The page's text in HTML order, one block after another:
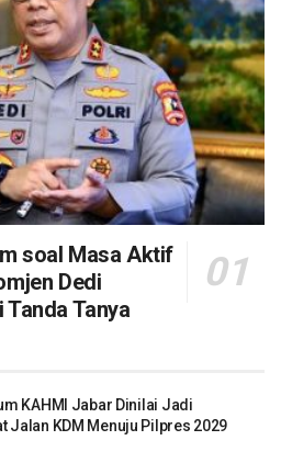
soal Masa Aktif
Dedi
Tanya
KAHMI Jabar Dinilai Jadi
Jalan KDM Menuju Pilpres 2029